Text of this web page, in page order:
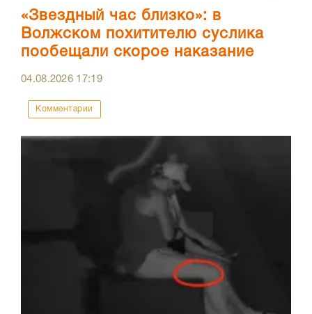
«Звездный час близко»: в
Волжском похитителю суслика
пообещали скорое наказание
04.08.2026 17:19
Комментарии